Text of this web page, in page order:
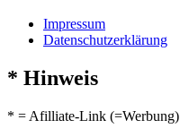
Impressum
Datenschutzerklärung
* Hinweis
* = Afilliate-Link (=Werbung)